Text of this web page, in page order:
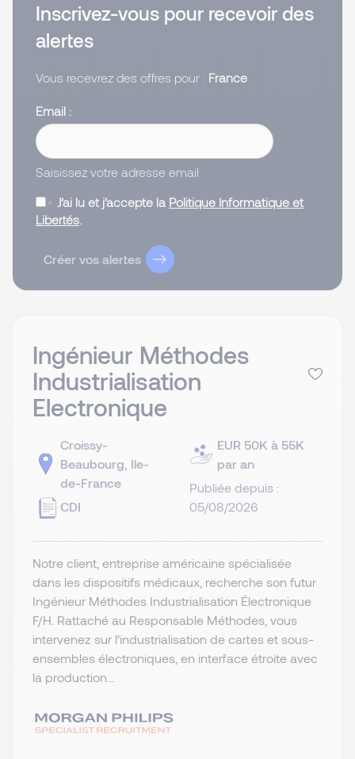
Inscrivez-vous pour recevoir des
alertes
Vous recevrez des offres pour : France
Email
Saisissez votre adresse email
J’ai lu et j’accepte la Politique Informatique et
Libertés
Créer vos alertes
Ingénieur Méthodes
Industrialisation
Electronique
Croissy-
Beaubourg, Ile-
de-France
CDI
EUR 50K à 55K
par an
Publiée depuis :
05/08/2026
Notre client, entreprise américaine spécialisée
dans les dispositifs médicaux, recherche son futur
Ingénieur Méthodes Industrialisation Électronique
F/H. Rattaché au Responsable Méthodes, vous
intervenez sur l’industrialisation de cartes et sous-
ensembles électroniques, en interface étroite avec
la production...